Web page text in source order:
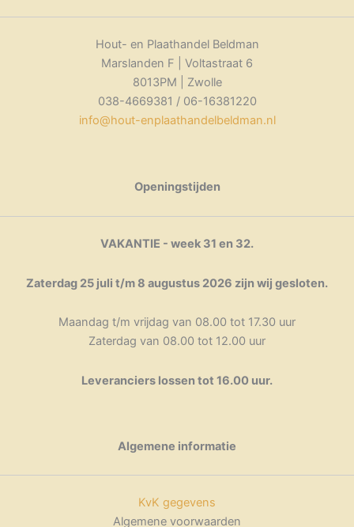
Hout- en Plaathandel Beldman
Marslanden F | Voltastraat 6
8013PM | Zwolle
038-4669381 / 06-16381220
info@hout-enplaathandelbeldman.nl
Openingstijden
VAKANTIE - week 31 en 32.
Zaterdag 25 juli t/m 8 augustus 2026 zijn wij gesloten.
Maandag t/m vrijdag van 08.00 tot 17.30 uur
Zaterdag van 08.00 tot 12.00 uur
Leveranciers lossen tot 16.00 uur.
Algemene informatie
KvK gegevens
Algemene voorwaarden